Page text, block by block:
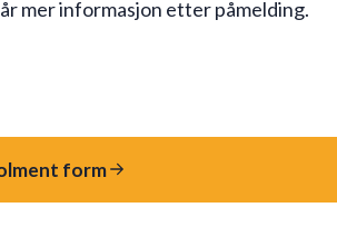
mer informasjon etter påmelding.
form